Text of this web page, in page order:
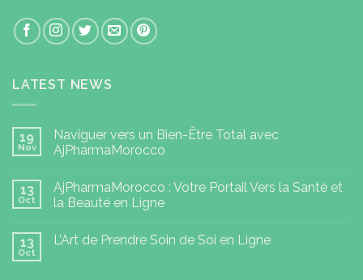
LATEST NEWS
19
Nov
Naviguer vers un Bien-Être Total avec
AjPharmaMorocco
13
Oct
AjPharmaMorocco : Votre Portail Vers la Santé et
la Beauté en Ligne
13
Oct
L’Art de Prendre Soin de Soi en Ligne